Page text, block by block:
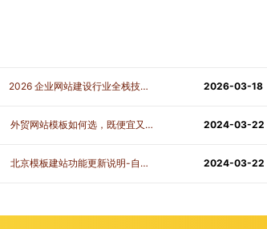
2026 企业网站建设行业全栈技术方案 2026-03-18
外贸网站模板如何选，既便宜又快速？ 2024-03-22
北京模板建站功能更新说明-自适应产品筛选页支持自定义产品标题文字样式 2024-03-22